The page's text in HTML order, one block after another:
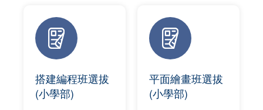
搭建編程班選拔
(小學部)
平面繪畫班選拔
(小學部)